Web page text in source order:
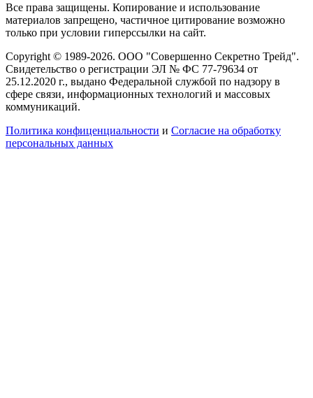
Все права защищены. Копирование и использование
материалов запрещено, частичное цитирование возможно
только при условии гиперссылки на сайт.
Copyright © 1989-2026. ООО "Совершенно Секретно Трейд".
Свидетельство о регистрации ЭЛ № ФС 77-79634 от
25.12.2020 г., выдано Федеральной службой по надзору в
сфере связи, информационных технологий и массовых
коммуникаций.
Политика конфиценциальности и Согласие на обработку
персональных данных